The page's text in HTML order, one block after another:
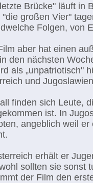
Brücke" läuft in
"die großen Vier"
Folgen, von
aber hat einen
den nächsten
als „unpatriotisch"
und
finden sich Leute,
ist. In
angeblich weil
erhält er
sollten sie sonst
der Film den